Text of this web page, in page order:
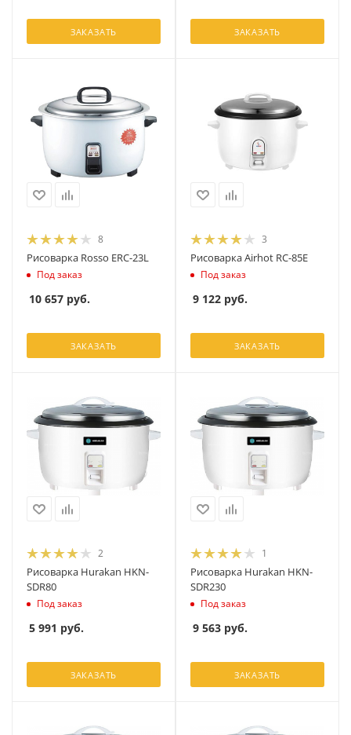
ЗАКАЗАТЬ ЗАКАЗАТЬ
8
Рисоварка Rosso ERC-23L
Под заказ
10 657 руб.
ЗАКАЗАТЬ
3
Рисоварка Airhot RC-85E
Под заказ
9 122 руб.
ЗАКАЗАТЬ
2
Рисоварка Hurakan HKN-
SDR80
Под заказ
5 991 руб.
ЗАКАЗАТЬ
1
Рисоварка Hurakan HKN-
SDR230
Под заказ
9 563 руб.
ЗАКАЗАТЬ